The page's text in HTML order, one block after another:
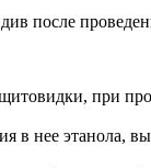
после
при
в нее этанола,